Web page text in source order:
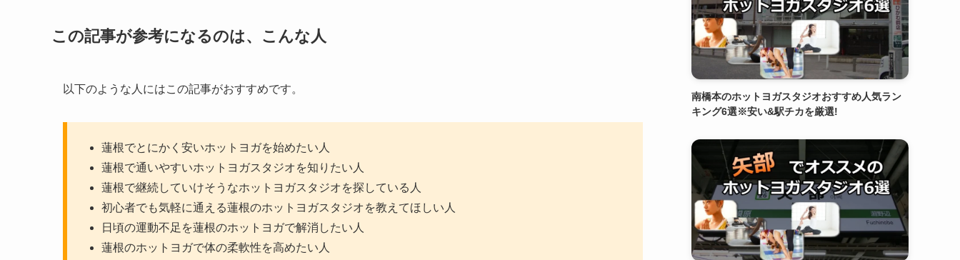
この記事が参考になるのは、こんな人
以下のような人にはこの記事がおすすめです。
蓮根でとにかく安いホットヨガを始めたい人
蓮根で通いやすいホットヨガスタジオを知りたい人
蓮根で継続していけそうなホットヨガスタジオを探している人
初心者でも気軽に通える蓮根のホットヨガスタジオを教えてほしい人
日頃の運動不足を蓮根のホットヨガで解消したい人
蓮根のホットヨガで体の柔軟性を高めたい人
南橋本のホットヨガスタジオおすすめ人気ラン
キング6選※安い&駅チカを厳選!